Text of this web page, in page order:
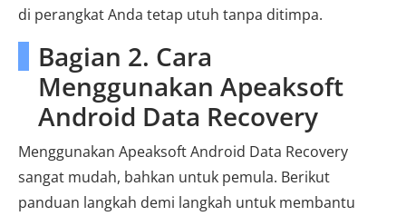
di perangkat Anda tetap utuh tanpa ditimpa.
Bagian 2. Cara
Menggunakan Apeaksoft
Android Data Recovery
Menggunakan Apeaksoft Android Data Recovery
sangat mudah, bahkan untuk pemula. Berikut
panduan langkah demi langkah untuk membantu